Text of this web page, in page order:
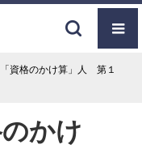
資格のかけ算」人 第１
かけ